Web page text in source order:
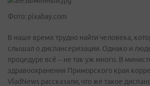
Фото: pixabay.com
В наше время трудно найти человека,
слышал о диспансеризации. Однако и
процедуре всё – не так уж много. В
здравоохранения Приморского края
VladNews рассказали, что же такое